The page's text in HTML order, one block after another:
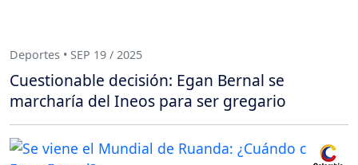
Deportes • SEP 19 / 2025
Cuestionable decisión: Egan Bernal se
marcharía del Ineos para ser gregario